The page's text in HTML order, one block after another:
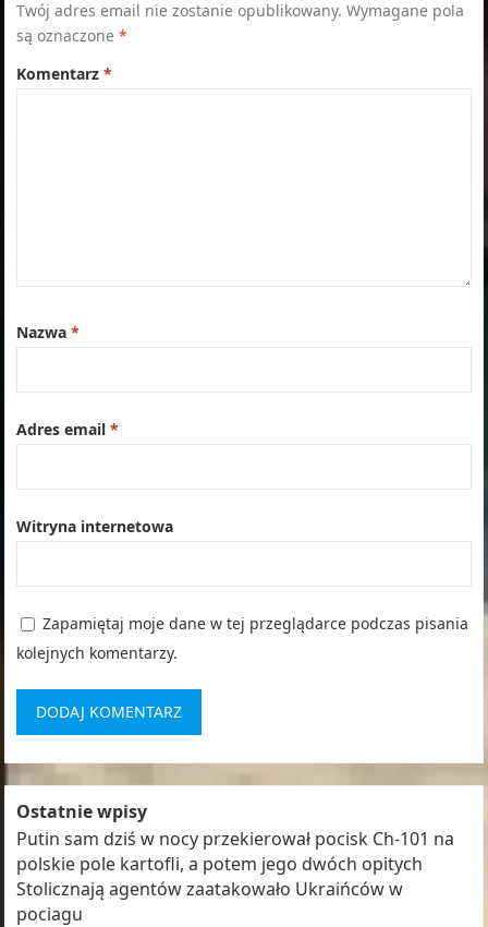
Twój adres email nie zostanie opublikowany. Wymagane pola
są oznaczone*
Komentarz*
Nazwa*
Adres email*
Witryna internetowa
Zapamiętaj moje dane w tej przeglądarce podczas pisania
kolejnych komentarzy.
Ostatnie wpisy
Putin sam dziś w nocy przekierował pocisk Ch-101 na
polskie pole kartofli, a potem jego dwóch opitych
Stolicznają agentów zaatakowało Ukraińców w
pociagu